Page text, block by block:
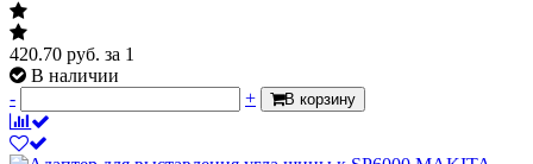
420.70 руб. за 1
В наличии
-
+ В корзину